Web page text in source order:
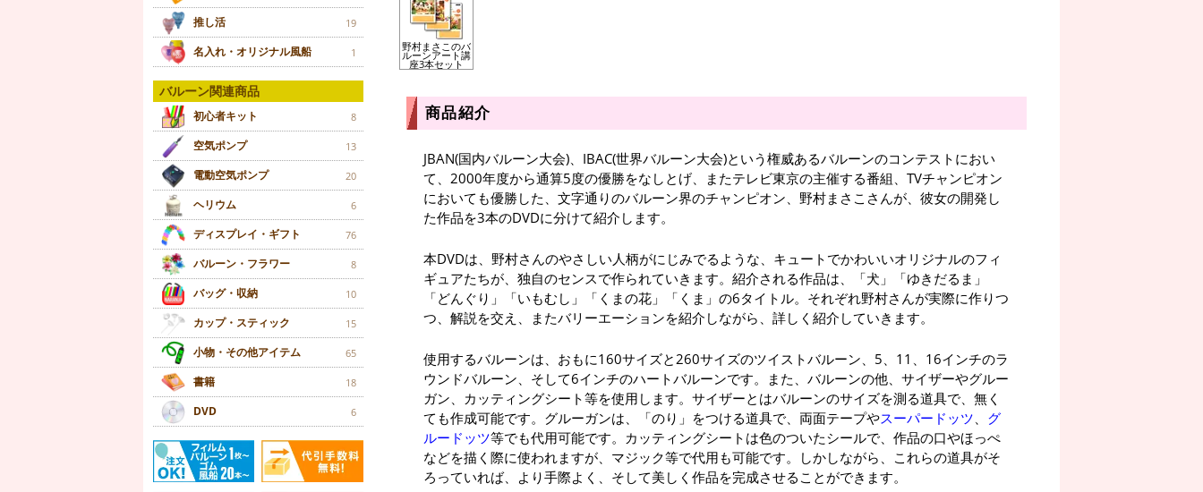
推し活 19
名入れ・オリジナル風船 1
バルーン関連商品
初心者キット 8
空気ポンプ 13
電動空気ポンプ 20
ヘリウム 6
ディスプレイ・ギフト 76
バルーン・フラワー 8
バッグ・収納 10
カップ・スティック 15
小物・その他アイテム 65
書籍 18
DVD 6
野村まさこのバ
ルーンアート講
座3本セット
商品紹介
JBAN(国内バルーン大会)、IBAC(世界バルーン大会)という権威あるバルーンのコンテストにおい
て、2000年度から通算5度の優勝をなしとげ、またテレビ東京の主催する番組、TVチャンピオン
においても優勝した、文字通りのバルーン界のチャンピオン、野村まさこさんが、彼女の開発し
た作品を3本のDVDに分けて紹介します。
本DVDは、野村さんのやさしい人柄がにじみでるような、キュートでかわいいオリジナルのフィ
ギュアたちが、独自のセンスで作られていきます。紹介される作品は、「犬」「ゆきだるま」
「どんぐり」「いもむし」「くまの花」「くま」の6タイトル。それぞれ野村さんが実際に作りつ
つ、解説を交え、またバリーエーションを紹介しながら、詳しく紹介していきます。
使用するバルーンは、おもに160サイズと260サイズのツイストバルーン、5、11、16インチのラ
ウンドバルーン、そして6インチのハートバルーンです。また、バルーンの他、サイザーやグルー
ガン、カッティングシート等を使用します。サイザーとはバルーンのサイズを測る道具で、無く
ても作成可能です。グルーガンは、「のり」をつける道具で、両面テープやスーパードッツ、 グ
ルードッツ等でも代用可能です。カッティングシートは色のついたシールで、作品の口やほっぺ
などを描く際に使われますが、マジック等で代用も可能です。しかしながら、これらの道具がそ
ろっていれば、より手際よく、そして美しく作品を完成させることができます。